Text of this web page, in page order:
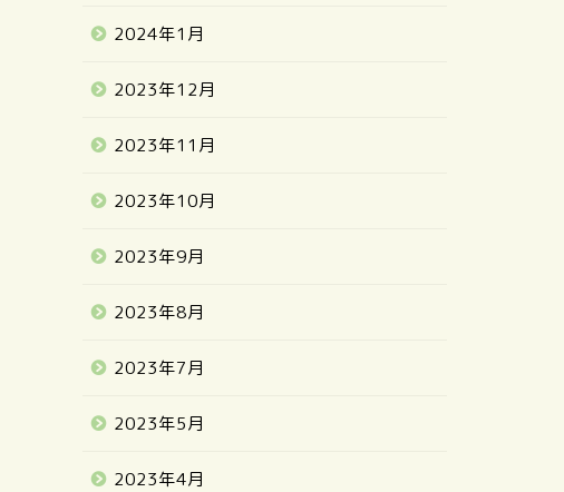
2024年1月
2023年12月
2023年11月
2023年10月
2023年9月
2023年8月
2023年7月
2023年5月
2023年4月